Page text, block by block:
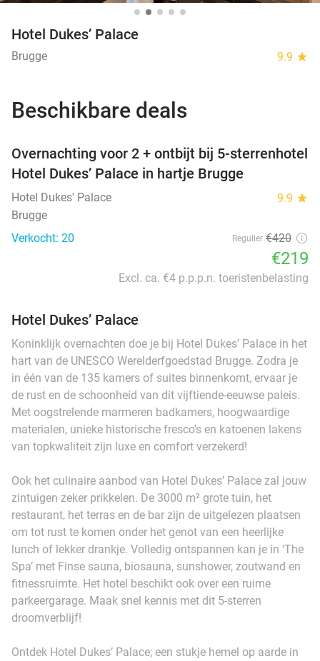
Hotel Dukes’ Palace
Brugge 9.9 star
Beschikbare deals
Overnachting voor 2 + ontbijt bij 5-sterrenhotel
Hotel Dukes’ Palace in hartje Brugge
Hotel Dukes' Palace 9.9 star
Brugge
Verkocht: 20
Regulier €420
€219
Excl. ca. €4 p.p.p.n. toeristenbelasting
Hotel Dukes’ Palace
Koninklijk overnachten doe je bij Hotel Dukes’ Palace in het
hart van de UNESCO Werelderfgoedstad Brugge. Zodra je
in één van de 135 kamers of suites binnenkomt, ervaar je
de rust en de schoonheid van dit vijftiende-eeuwse paleis.
Met oogstrelende marmeren badkamers, hoogwaardige
materialen, unieke historische fresco’s en katoenen lakens
van topkwaliteit zijn luxe en comfort verzekerd!
Ook het culinaire aanbod van Hotel Dukes’ Palace zal jouw
zintuigen zeker prikkelen. De 3000 m² grote tuin, het
restaurant, het terras en de bar zijn de uitgelezen plaatsen
om tot rust te komen onder het genot van een heerlijke
lunch of lekker drankje. Volledig ontspannen kan je in ‘The
Spa’ met Finse sauna, biosauna, sunshower, zoutwand en
fitnessruimte. Het hotel beschikt ook over een ruime
parkeergarage. Maak snel kennis met dit 5-sterren
droomverblijf!
Ontdek Hotel Dukes’ Palace; een stukje hemel op aarde in